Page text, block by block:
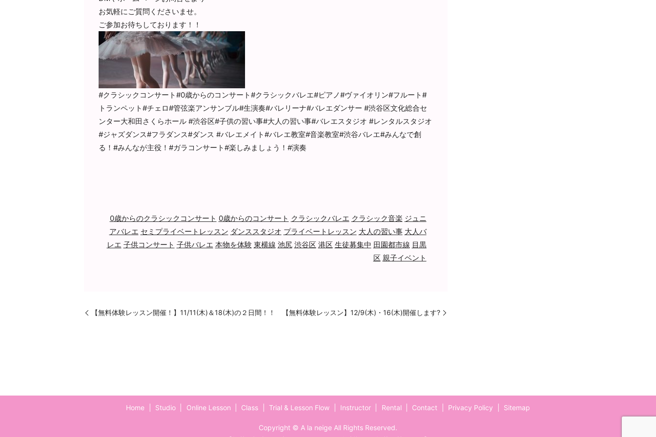
お気軽にご質問くださいませ。
ご参加お待ちしております！！
#クラシックコンサート#0歳からのコンサート#クラシックバレエ#ピアノ#ヴァイオリン#フルート#
トランペット#チェロ#管弦楽アンサンブル#生演奏#バレリーナ#バレエダンサー #渋谷区文化総合セ
ンター大和田さくらホール #渋谷区#子供の習い事#大人の習い事#バレエスタジオ #レンタルスタジオ
#ジャズダンス#フラダンス#ダンス #バレエメイト#バレエ教室#音楽教室#渋谷バレエ#みんなで創
る！#みんなが主役！#ガラコンサート#楽しみましょう！#演奏
0歳からのクラシックコンサート 0歳からのコンサート クラシックバレエ クラシック音楽 ジュニ
アバレエ セミプライベートレッスン ダンススタジオ プライベートレッスン 大人の習い事 大人バ
レエ 子供コンサート 子供バレエ 本物を体験 東横線 池尻 渋谷区 港区 生徒募集中 田園都市線 目黒
区 親子イベント
【無料体験レッスン開催！】11/11(木)＆18(木)の２日間！！ 【無料体験レッスン】12/9(木)・16(木)開催します?
Home Studio Online Lesson Class Trial & Lesson Flow Instructor Rental Contact Privacy Policy Sitemap
Copyright © A la neige All Rights Reserved.